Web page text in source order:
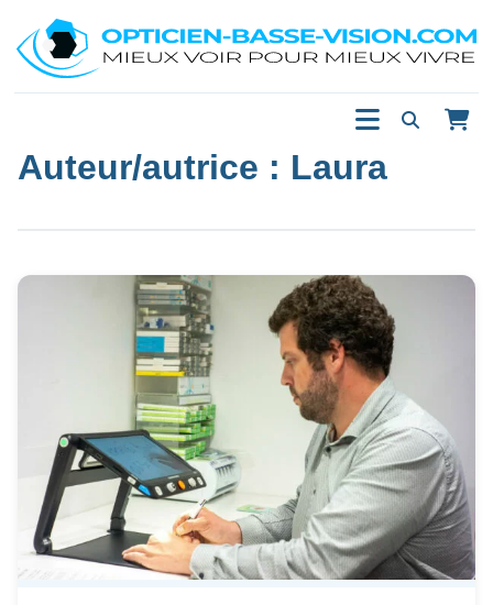
Auteur/autrice : Laura